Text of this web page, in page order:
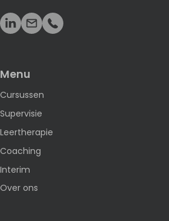
Menu
Cursussen
Supervisie
Leertherapie
Coaching
Interim
Over ons